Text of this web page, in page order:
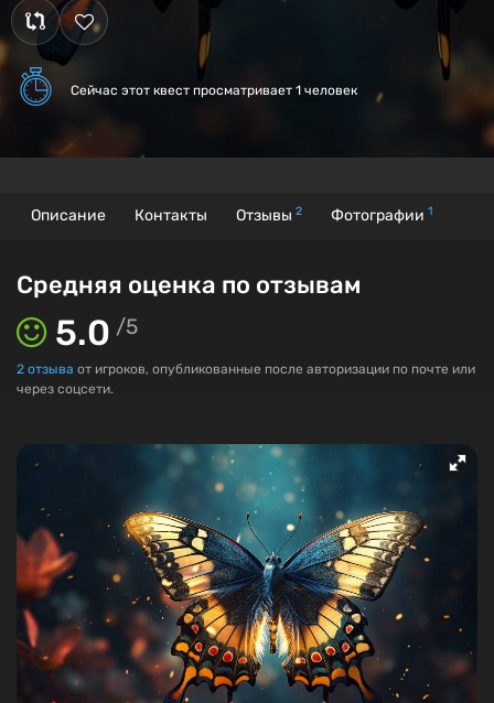
Сейчас этот квест просматривает 1 человек
Описание Контакты Отзывы 2 Фотографии 1
Средняя оценка по отзывам
5.0 /5
2 отзыва от игроков, опубликованные после авторизации по почте или
через соцсети.